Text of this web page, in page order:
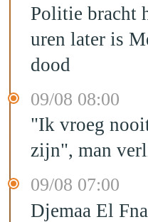
Politie bracht
uren later is
dood
09/08 08:00
"Ik vroeg
zijn", man
09/08 07:00
Djemaa El